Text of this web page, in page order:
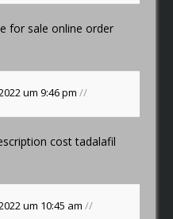
for sale online order
um 9:46 pm//
cost tadalafil
um 10:45 am//